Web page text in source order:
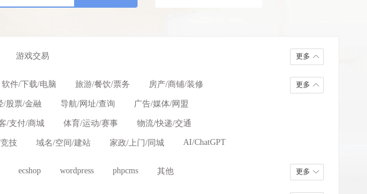
游戏交易 更多
软件/下载/电脑 旅游/餐饮/票务 房产/商铺/装修
/股票/金融 导航/网址/查询 广告/媒体/网盟
/支付/商城 体育/运动/赛事 物流/快递/交通
技 域名/空间/建站 家政/上门/同城 AI/ChatGPT
更多
ecshop wordpress phpcms 其他 更多